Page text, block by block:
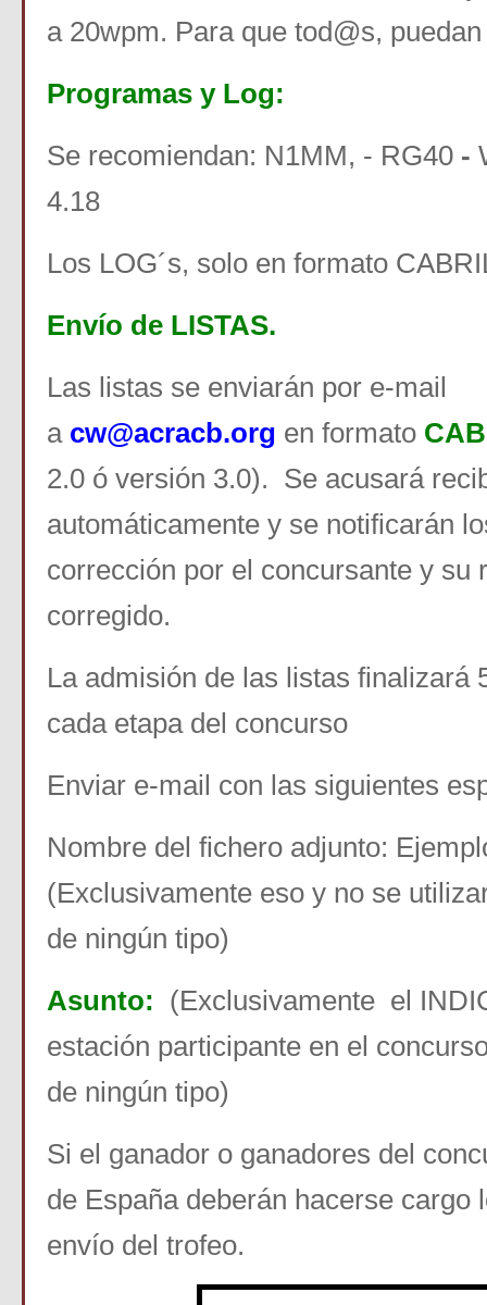
a 20wpm. Para que tod@s,
Programas y Log:
Se recomiendan: N1MM, - RG40-
4.18
Los LOG´s, solo en formato
Envío de LISTAS.
Las listas se enviarán por e-mail
a cw@acracb.org en formato
2.0 ó versión 3.0). Se acusará
automáticamente y se notificarán
corrección por el concursante y su
corregido.
La admisión de las listas finalizará
cada etapa del concurso
Enviar e-mail con las siguientes
Nombre del fichero adjunto:
(Exclusivamente eso y no se
de ningún tipo)
Asunto: (Exclusivamente el
estación participante en el
de ningún tipo)
Si el ganador o ganadores del
de España deberán hacerse cargo
envío del trofeo.